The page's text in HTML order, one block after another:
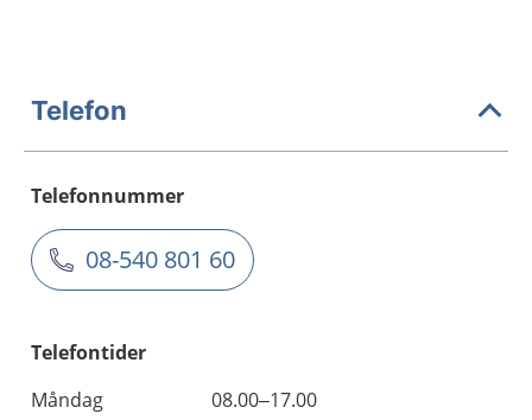
Telefon
Telefonnummer
08-540 801 60
Telefontider
Måndag
08.00–17.00